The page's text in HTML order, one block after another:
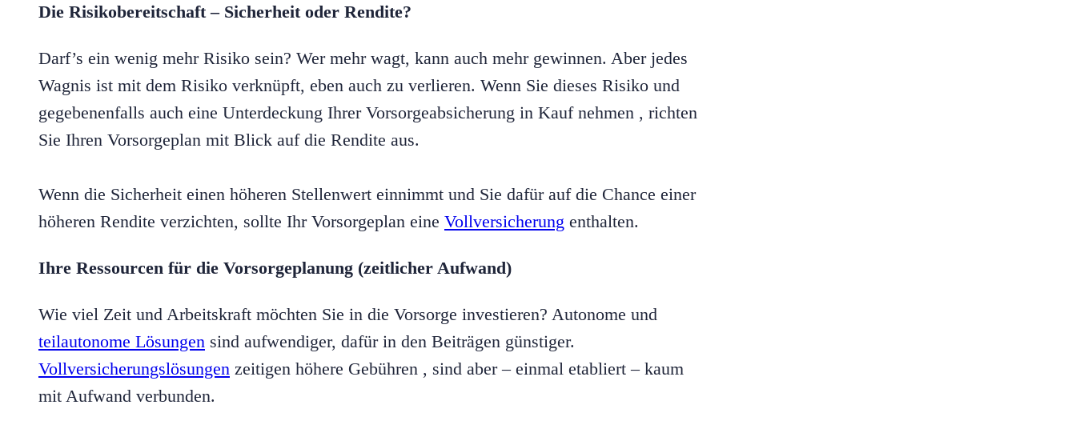
Die Risikobereitschaft – Sicherheit oder Rendite?
Darf’s ein wenig mehr Risiko sein? Wer mehr wagt, kann auch mehr gewinnen. Aber jedes
Wagnis ist mit dem Risiko verknüpft, eben auch zu verlieren. Wenn Sie dieses Risiko und
gegebenenfalls auch eine Unterdeckung Ihrer Vorsorgeabsicherung in Kauf nehmen , richten
Sie Ihren Vorsorgeplan mit Blick auf die Rendite aus.
Wenn die Sicherheit einen höheren Stellenwert einnimmt und Sie dafür auf die Chance einer
höheren Rendite verzichten, sollte Ihr Vorsorgeplan eine Vollversicherung enthalten.
Ihre Ressourcen für die Vorsorgeplanung (zeitlicher Aufwand)
Wie viel Zeit und Arbeitskraft möchten Sie in die Vorsorge investieren? Autonome und
teilautonome Lösungen sind aufwendiger, dafür in den Beiträgen günstiger.
Vollversicherungslösungen zeitigen höhere Gebühren , sind aber – einmal etabliert – kaum
mit Aufwand verbunden.